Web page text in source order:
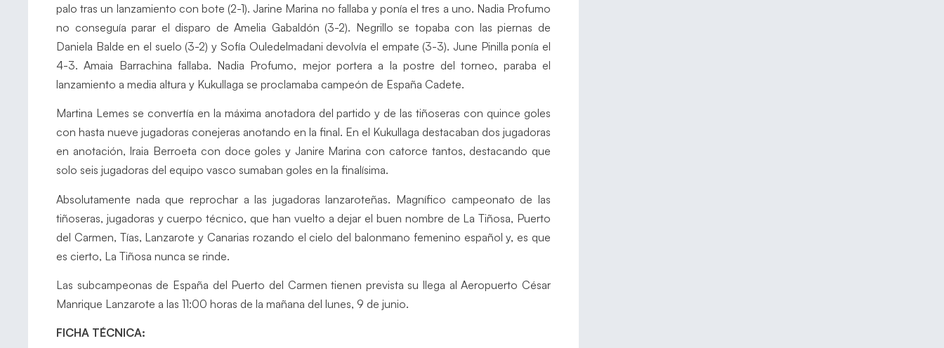
palo tras un lanzamiento con bote (2-1). Jarine Marina no fallaba y ponía el tres a uno. Nadia Profumo
no conseguía parar el disparo de Amelia Gabaldón (3-2). Negrillo se topaba con las piernas de
Daniela Balde en el suelo (3-2) y Sofía Ouledelmadani devolvía el empate (3-3). June Pinilla ponía el
4-3. Amaia Barrachina fallaba. Nadia Profumo, mejor portera a la postre del torneo, paraba el
lanzamiento a media altura y Kukullaga se proclamaba campeón de España Cadete.
Martina Lemes se convertía en la máxima anotadora del partido y de las tiñoseras con quince goles
con hasta nueve jugadoras conejeras anotando en la final. En el Kukullaga destacaban dos jugadoras
en anotación, Iraia Berroeta con doce goles y Janire Marina con catorce tantos, destacando que
solo seis jugadoras del equipo vasco sumaban goles en la finalísima.
Absolutamente nada que reprochar a las jugadoras lanzaroteñas. Magnífico campeonato de las
tiñoseras, jugadoras y cuerpo técnico, que han vuelto a dejar el buen nombre de La Tiñosa, Puerto
del Carmen, Tías, Lanzarote y Canarias rozando el cielo del balonmano femenino español y, es que
es cierto, La Tiñosa nunca se rinde.
Las subcampeonas de España del Puerto del Carmen tienen prevista su llega al Aeropuerto César
Manrique Lanzarote a las 11:00 horas de la mañana del lunes, 9 de junio.
FICHA TÉCNICA: